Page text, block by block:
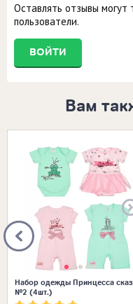
Оставлять отзывы могут
пользователи.
ВОЙТИ
Вам
Размеры в наличии:
Набор одежды Принцесса
№2 (4шт.)